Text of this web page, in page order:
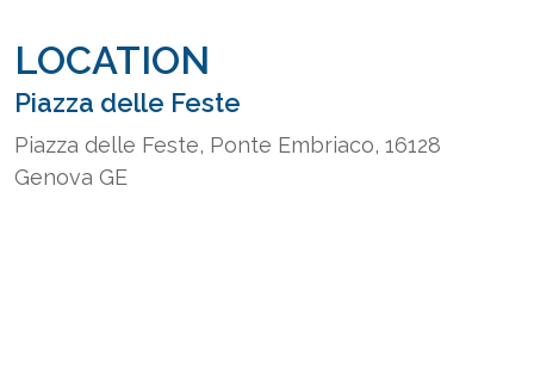
LOCATION
Piazza delle Feste
Piazza delle Feste, Ponte Embriaco, 16128
Genova GE